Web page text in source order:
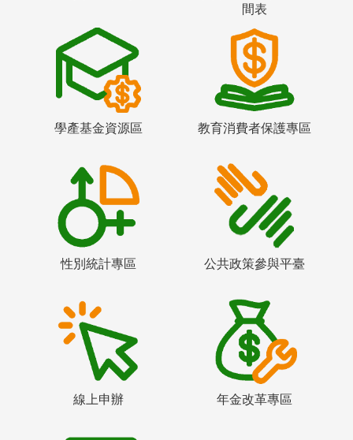
間表
學產基金資源區 教育消費者保護專區
性別統計專區 公共政策參與平臺
線上申辦 年金改革專區